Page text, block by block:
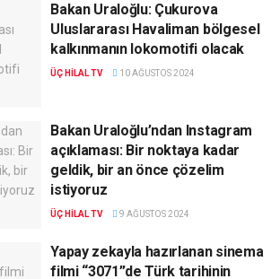
Bakan Uraloğlu: Çukurova
Uluslararası Havaliman bölgesel
kalkınmanın lokomotifi olacak
ÜÇ HILAL TV 10 AĞUSTOS 2024
Bakan Uraloğlu’ndan Instagram
açıklaması: Bir noktaya kadar
geldik, bir an önce çözelim
istiyoruz
ÜÇ HILAL TV 9 AĞUSTOS 2024
Yapay zekayla hazırlanan sinema
filmi “3071”de Türk tarihinin